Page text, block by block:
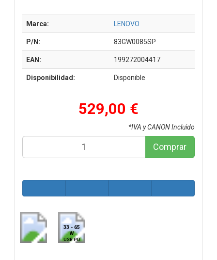
Marca: LENOVO
P/N: 83GW0085SP
EAN: 199272004417
Disponibilidad: Disponible
529,00 €
*IVA y CANON Incluido
Comprar
33 - 65
W
USB PD